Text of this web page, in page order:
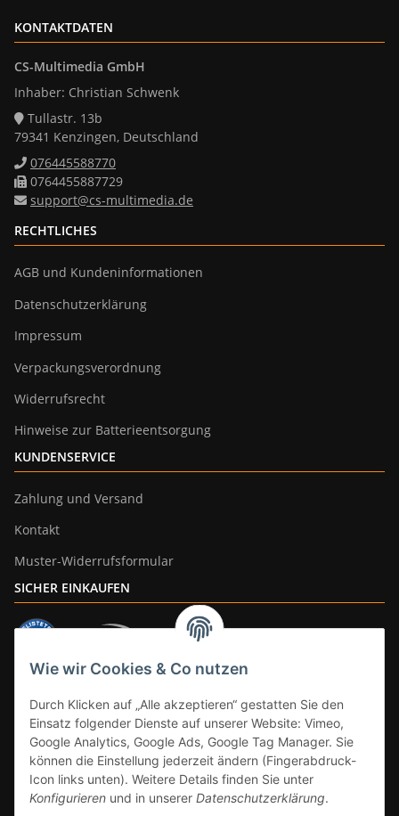
Wie wir Cookies & Co nutzen
Durch Klicken auf „Alle akzeptieren“ gestatten Sie den
Einsatz folgender Dienste auf unserer Website: Vimeo,
Google Analytics, Google Ads, Google Tag Manager. Sie
können die Einstellung jederzeit ändern (Fingerabdruck-
Icon links unten). Weitere Details finden Sie unter
Konfigurieren und in unserer Datenschutzerklärung.
KONTAKTDATEN
CS-Multimedia GmbH
Inhaber: Christian Schwenk
Tullastr. 13b
79341 Kenzingen, Deutschland
076445588770
0764455887729
support@cs-multimedia.de
RECHTLICHES
AGB und Kundeninformationen
Datenschutzerklärung
Impressum
Verpackungsverordnung
Widerrufsrecht
Hinweise zur Batterieentsorgung
KUNDENSERVICE
Zahlung und Versand
Kontakt
Muster-Widerrufsformular
SICHER EINKAUFEN